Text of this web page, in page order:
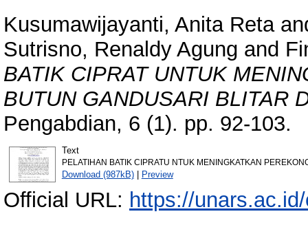
Kusumawijayanti, Anita Reta
Sutrisno, Renaldy Agung and
BATIK CIPRAT UNTUK
BUTUN GANDUSARI BLITAR
Pengabdian, 6 (1). pp. 92-103.
Text
PELATIHAN BATIK CIPRATU NTUK MENINGKATKAN
Download (987kB)| Preview
Official URL: https://